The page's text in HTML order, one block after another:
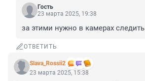
Гость
23 марта 2025, 19:38
за этими нужно в камерах следить
ОТВЕТИТЬ
Slava_Rossii2
23 марта 2025, 15:38